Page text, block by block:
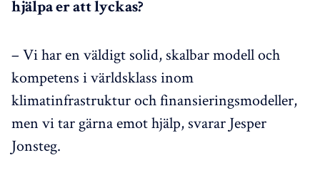
hjälpa er att lyckas?
– Vi har en väldigt solid, skalbar modell och
kompetens i världsklass inom
klimatinfrastruktur och finansieringsmodeller,
men vi tar gärna emot hjälp, svarar Jesper
Jonsteg.